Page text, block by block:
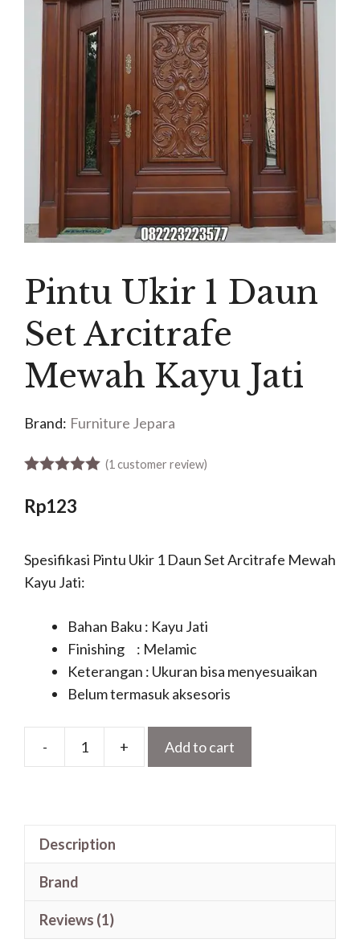
Pintu Ukir 1 Daun
Set Arcitrafe
Mewah Kayu Jati
Brand: Furniture Jepara
(1 customer review)
Rp123
Spesifikasi Pintu Ukir 1 Daun Set Arcitrafe Mewah
Kayu Jati:
Bahan Baku : Kayu Jati
Finishing : Melamic
Keterangan : Ukuran bisa menyesuaikan
Belum termasuk aksesoris
-
Pintu
Jati
+ Add to cart
Description
Brand
Reviews (1)